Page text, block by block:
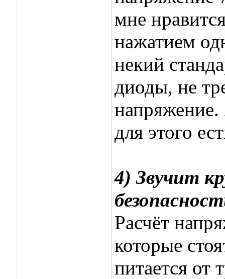
мне
нажатием
некий
диоды, не
напряжение.
для этого
4) Звучит
Расчёт
которые
питается от